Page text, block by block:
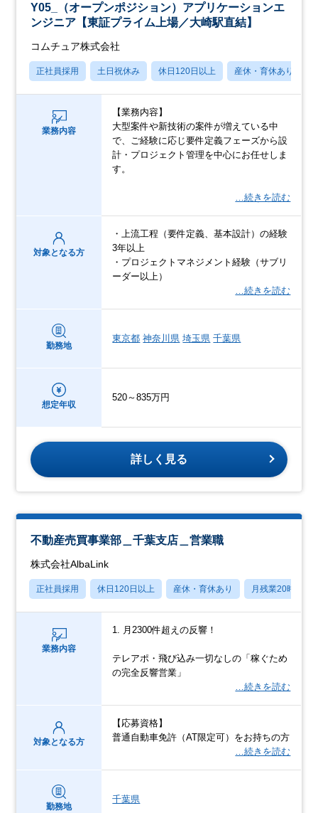
Y05_（オープンポジション）アプリケーションエ
ンジニア【東証プライム上場／大崎駅直結】
コムチュア株式会社
正社員採用 土日祝休み 休日120日以上 産休・育休あり
業務内容
【業務内容】
大型案件や新技術の案件が増えている中
で、ご経験に応じ要件定義フェーズから設
計・プロジェクト管理を中心にお任せしま
す。
…続きを読む
対象となる方
・上流工程（要件定義、基本設計）の経験
3年以上
・プロジェクトマネジメント経験（サブリ
ーダー以上）
…続きを読む
勤務地
東京都 神奈川県 埼玉県 千葉県
想定年収
520～835万円
詳しく見る
不動産売買事業部＿千葉支店＿営業職
株式会社AlbaLink
正社員採用 休日120日以上 産休・育休あり 月残業20時間以
業務内容
1. 月2300件超えの反響！
テレアポ・飛び込み一切なしの「稼ぐため
の完全反響営業」
…続きを読む
対象となる方
【応募資格】
普通自動車免許（AT限定可）をお持ちの方
…続きを読む
勤務地
千葉県